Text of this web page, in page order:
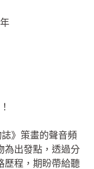
誌》策畫的聲音頻
為出發點，透過分
歷程，期盼帶給聽